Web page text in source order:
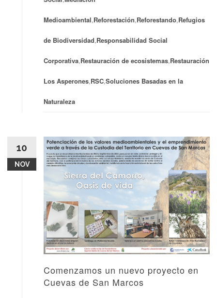
Medioambiental,Reforestación,Reforestando,Refugios
de Biodiversidad,Responsabilidad Social
Corporativa,Restauración de ecosistemas,Restauración
Los Asperones,RSC,Soluciones Basadas en la
Naturaleza
10
NOV
Comenzamos un nuevo proyecto en
Cuevas de San Marcos